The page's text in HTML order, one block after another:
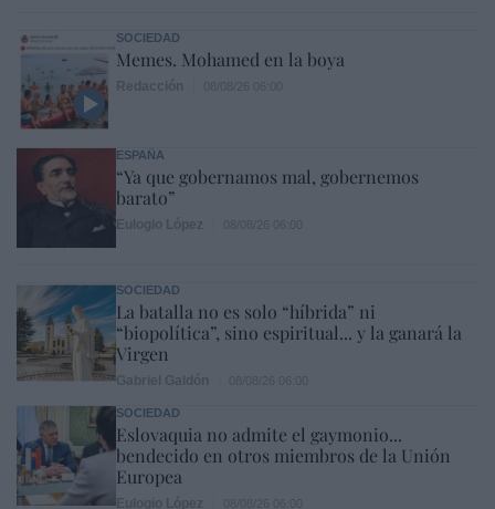
SOCIEDAD
Memes. Mohamed en la boya
ESPAÑA
“Ya que gobernamos mal, gobernemos
barato”
SOCIEDAD
La batalla no es solo “híbrida” ni
“biopolítica”, sino espiritual... y la ganará la
Virgen
SOCIEDAD
Eslovaquia no admite el gaymonio...
bendecido en otros miembros de la Unión
Europea